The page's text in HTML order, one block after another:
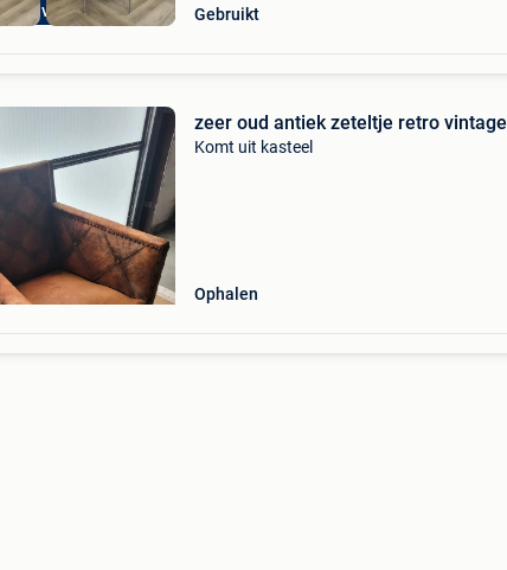
op voorraad Gebruikt
zeer oud antiek zeteltje retro vintage
Komt uit kasteel
Ophalen